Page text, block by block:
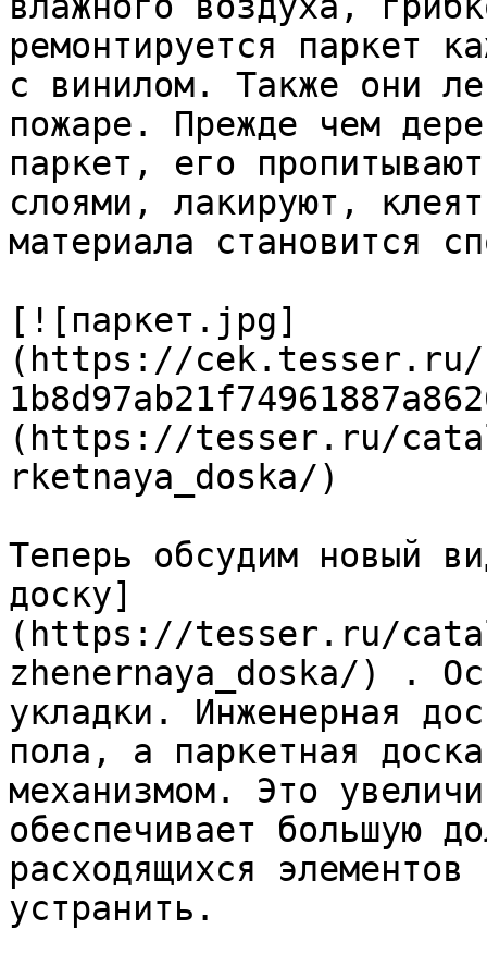
ремонтируется паркет
с винилом. Также они
пожаре. Прежде чем
паркет, его
слоями, лакируют,
материала становится
[![паркет.jpg]
(https://cek.tesser.ru/
(https://tesser.ru/
rketnaya_doska/)
Теперь обсудим новый
доску]
(https://tesser.ru/
zhenernaya_doska/) .
укладки. Инженерная
пола, а паркетная
механизмом. Это
обеспечивает большую
расходящихся
устранить.